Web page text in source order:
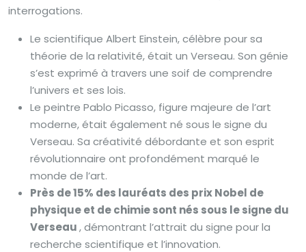
interrogations.
Le scientifique Albert Einstein, célèbre pour sa
théorie de la relativité, était un Verseau. Son génie
s’est exprimé à travers une soif de comprendre
l’univers et ses lois.
Le peintre Pablo Picasso, figure majeure de l’art
moderne, était également né sous le signe du
Verseau. Sa créativité débordante et son esprit
révolutionnaire ont profondément marqué le
monde de l’art.
Près de 15% des lauréats des prix Nobel de
physique et de chimie sont nés sous le signe du
Verseau, démontrant l’attrait du signe pour la
recherche scientifique et l’innovation.